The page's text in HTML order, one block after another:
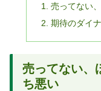
売ってない
期待のダイ
売ってない、
ち悪い